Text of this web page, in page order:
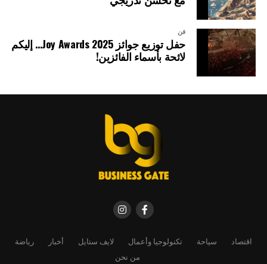
فن
حفل توزيع جوائز Joy Awards 2025… إليكم
لائحة بأسماء الفائزين!
اقتصاد سياحة تكنولوجيا وأعمال لايف ستايل أخبار
رياضة
من نحن